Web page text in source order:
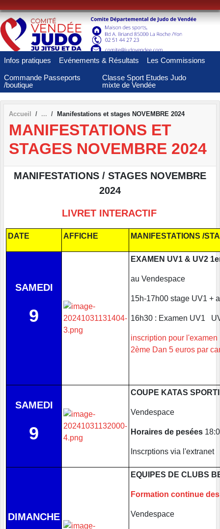
Infos pratiques Evénements & Résultats Les Commissions
Commande Passeports
/boutique
Classe Sport Etudes Judo
mixte de Vendée
Accueil Manifestations et stages NOVEMBRE 2024
MANIFESTATIONS ET
STAGES NOVEMBRE 2024
MANIFESTATIONS / STAGES NOVEMBRE
2024
LIVRET INTERACTIF
DATE AFFICHE MANIFESTATIONS /
SAMEDI
9
EXAMEN UV1 & UV2
au Vendespace
15h-17h00 stage UV1 +
16h30 : Examen UV1
inscription pour
2ème Dan 5 euros par
SAMEDI
9
COUPE KATAS
Vendespace
Horaires de pesées
Inscrptions via l'extranet
DIMANCHE
EQUIPES DE CLUBS
Formation continue
Vendespace